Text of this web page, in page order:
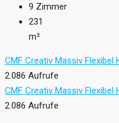
9 Zimmer
231
m²
CMF Creativ Massiv Flexibel
2.086 Aufrufe
CMF Creativ Massiv Flexibel
2.086 Aufrufe